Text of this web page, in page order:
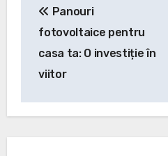
în
articole
Panouri
fotovoltaice pentru
casa ta: O investiție în
viitor